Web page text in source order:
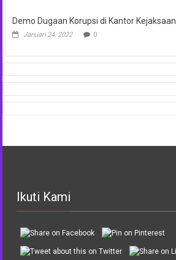
Demo Dugaan Korupsi di Kantor
Januari 24, 2022 0
Ikuti Kami